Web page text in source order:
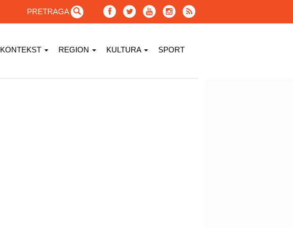
PRETRAGA
KONTEKST REGION KULTURA SPORT